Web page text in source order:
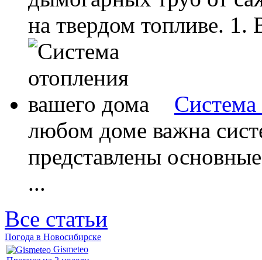
на твердом топливе.
Система
любом доме важна
представлены
...
Все статьи
Погода в Новосибирске
Gismeteo